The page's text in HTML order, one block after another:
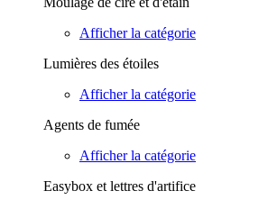
Afficher la catégorie
Lumières des étoiles
Afficher la catégorie
Agents de fumée
Afficher la catégorie
Easybox et lettres d'artifice